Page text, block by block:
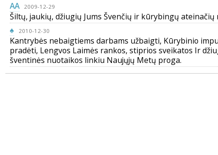
AA
2009-12-29
Šiltų, jaukių, džiugių Jums Švenčių ir kūrybingų ateinačių
♠
2010-12-30
Kantrybės nebaigtiems darbams užbaigti, Kūrybinio
pradėti, Lengvos Laimės rankos, stiprios sveikatos Ir
šventinės nuotaikos linkiu Naujųjų Metų proga.